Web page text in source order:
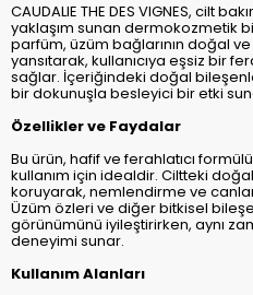
CAUDALIE THE DES VIGNES, cilt
yaklaşım sunan dermokozmetik
parfüm, üzüm bağlarının doğal
yansıtarak, kullanıcıya eşsiz bir
sağlar. İçeriğindeki doğal
bir dokunuşla besleyici bir etki
Özellikler ve Faydalar
Bu ürün, hafif ve ferahlatıcı
kullanım için idealdir. Ciltteki
koruyarak, nemlendirme ve
Üzüm özleri ve diğer bitkisel
görünümünü iyileştirirken, aynı
deneyimi sunar.
Kullanım Alanları